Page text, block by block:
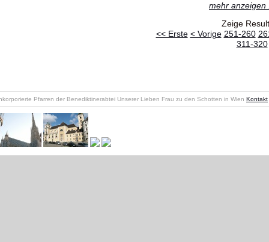
mehr anzeigen
Zeige
<< Erste < Vorige 251-260
311-320
Pfarren der Benediktinerabtei Unserer Lieben Frau zu den Schotten in Wien Kontakt